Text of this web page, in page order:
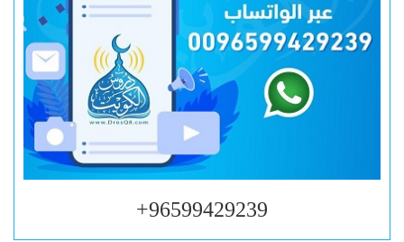
96599429239+